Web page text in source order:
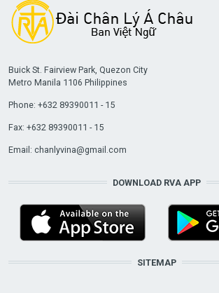
Buick St. Fairview Park, Quezon City
Metro Manila 1106 Philippines
Phone: +632 89390011 - 15
Fax: +632 89390011 - 15
Email: chanlyvina@gmail.com
DOWNLOAD RVA APP
SITEMAP